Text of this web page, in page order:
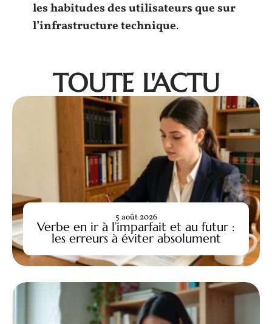
les habitudes des utilisateurs que sur
l’infrastructure technique.
TOUTE L'ACTU
Verbe en ir à l’imparfait et au futur :
les erreurs à éviter absolument
5 août 2026